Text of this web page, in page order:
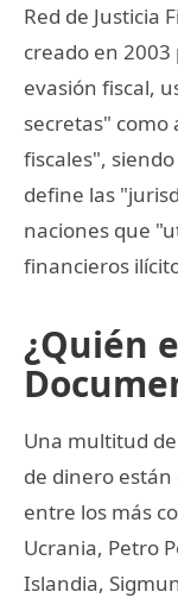
Red de Justicia
creado en
evasión fiscal,
secretas"
fiscales",
define las
naciones que
financieros
¿Quién
Una multitud
de dinero
entre los más
Ucrania, Petro
Islandia,